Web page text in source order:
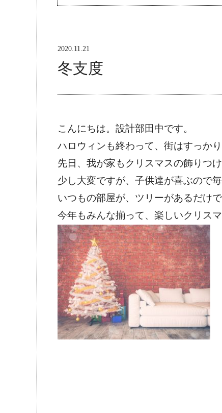
2020.11.21
冬支度
こんにちは。設計部田中です。
ハロウィンも終わって、街はすっか
先日、我が家もクリスマスの飾りつけ
少し大変ですが、子供達が喜ぶので
いつもの部屋が、ツリーがあるだけ
今年もみんな揃って、楽しいクリス